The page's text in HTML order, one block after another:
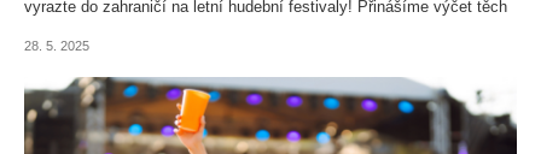
vyrazte do zahraničí na letní hudební festivaly! Přinášíme výčet těch
28. 5. 2025